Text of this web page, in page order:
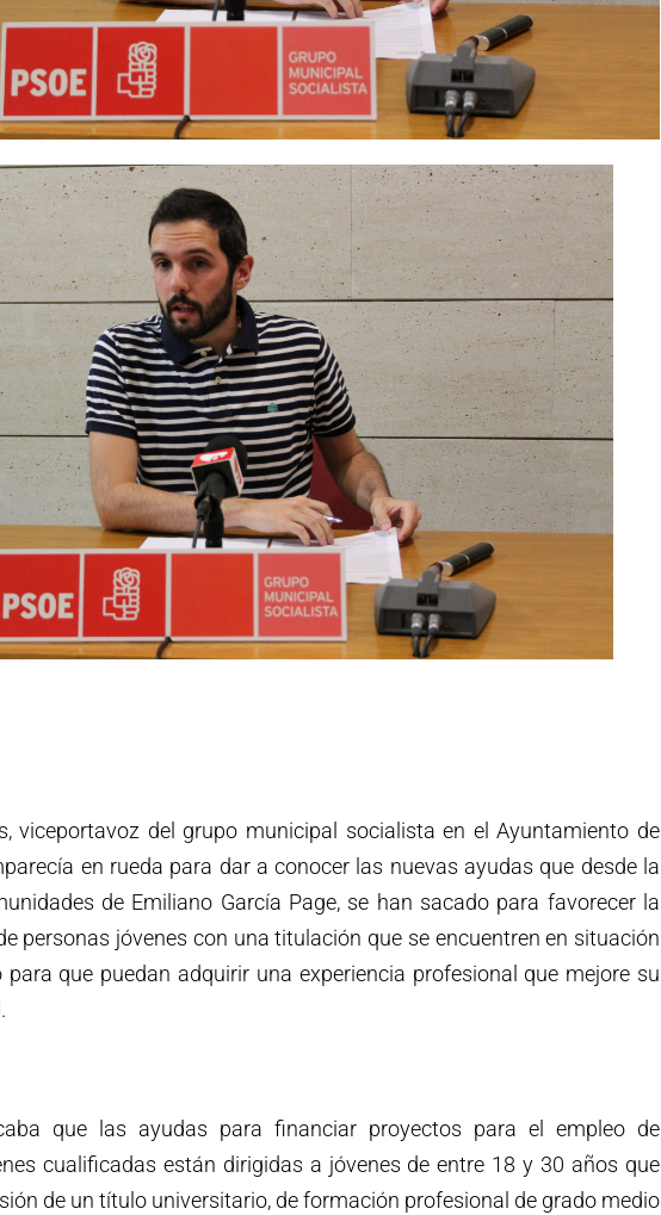
viceportavoz del grupo municipal socialista en el Ayuntamiento de
en rueda para dar a conocer las nuevas ayudas que desde la
de Emiliano García Page, se han sacado para favorecer la
personas jóvenes con una titulación que se encuentren en situación
para que puedan adquirir una experiencia profesional que mejore su
que las ayudas para financiar proyectos para el empleo de
cualificadas están dirigidas a jóvenes de entre 18 y 30 años que
de un título universitario, de formación profesional de grado medio